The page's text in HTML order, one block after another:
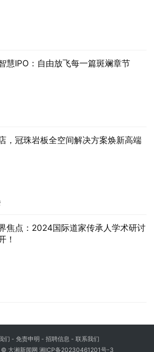
慧IPO：自由放飞每一篇斑斓章节
，冠珠岩板全空间解决方案焕新高端
焦点：2024国际道家传承人学术研讨
！
们 - 免责申明 - 招聘信息 - 联系我们
大湘新闻网 湘ICP备20230461201号-3